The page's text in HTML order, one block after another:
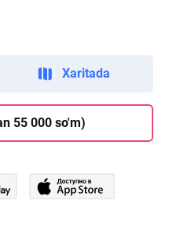
Xaritada
55 000 so'm)